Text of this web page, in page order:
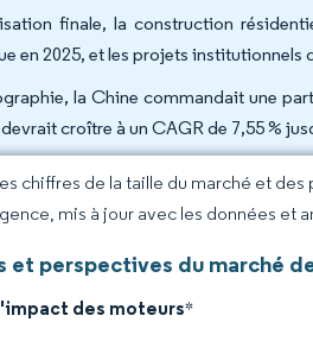
finale, la construction
en 2025, et les projets institutionnels
la Chine commandait une
croître à un CAGR de 7,55 %
chiffres de la taille du marché et
mis à jour avec les données et
et perspectives du marché
des moteurs*